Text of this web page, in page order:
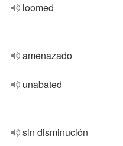
loomed
amenazado
unabated
sin disminución